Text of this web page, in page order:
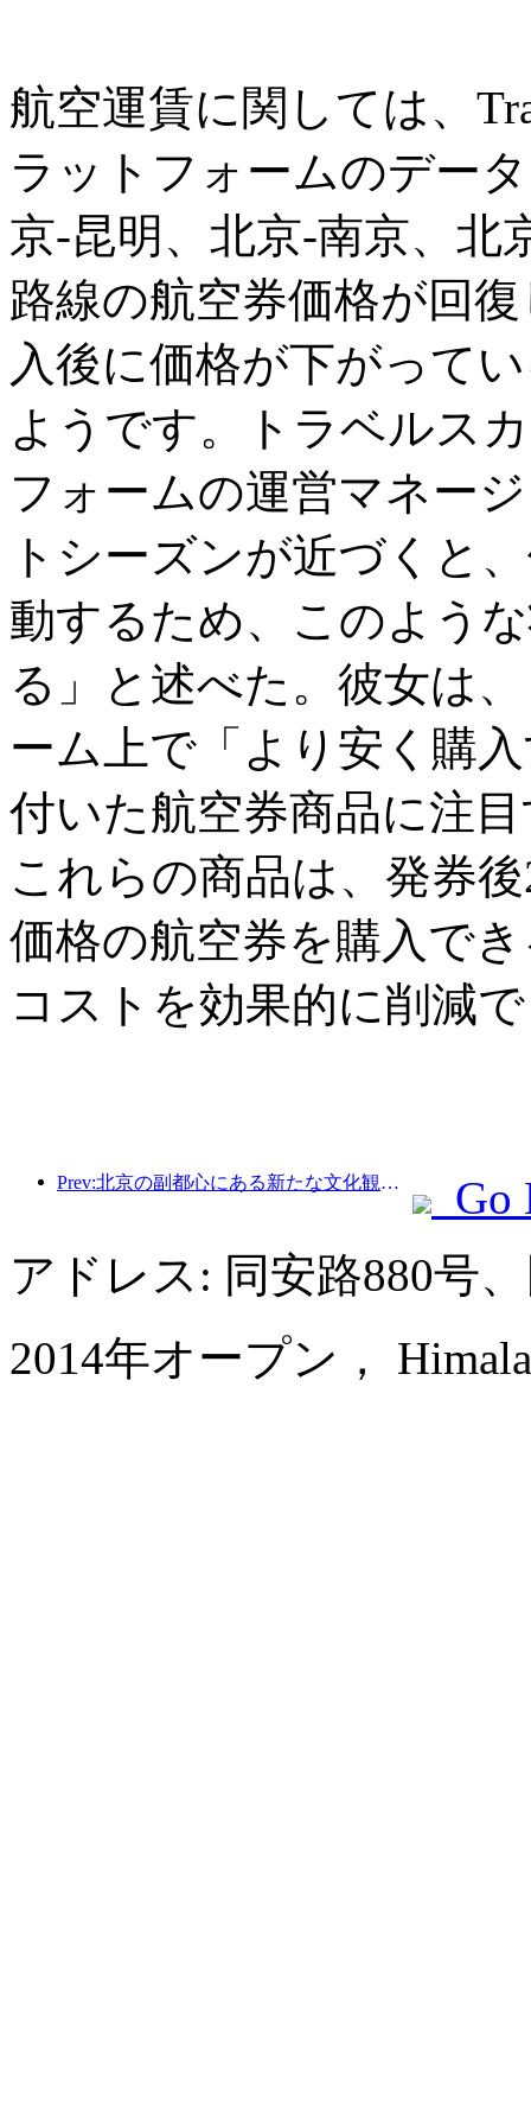
航空運賃に関しては、
ラットフォームのデー
京-昆明、北京-南京、北
路線の航空券価格が回
入後に価格が下がって
ようです。トラベルス
フォームの運営マネー
トシーズンが近づくと
動するため、このよう
る」と述べた。彼女は
ーム上で「より安く購
付いた航空券商品に注
これらの商品は、発券
価格の航空券を購入で
コストを効果的に削減
Prev:北京の副都心にある新たな文化観光ランドマーク、ピナクルパークが今年正式にオープンする。
Go
アドレス: 同安路880号
2014年オープン，